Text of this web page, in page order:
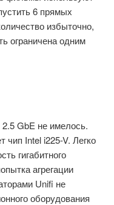
6 прямых
избыточно,
ограничена одним
GbE не имелось.
чип Intel i225-V. Легко
гигабитного
агрегации
Unifi не
оборудования